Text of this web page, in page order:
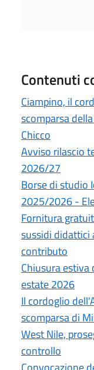
Contenuti
Ciampino, il
scomparsa
Chicco
Avviso rilascio
2026/27
Borse di studio
2025/2026 -
Fornitura
sussidi didattici
contributo
Chiusura
estate 2026
Il cordoglio
scomparsa di
West Nile,
controllo